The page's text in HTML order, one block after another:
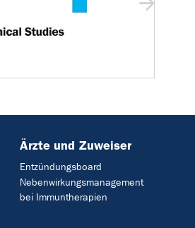
Ärzte und Zuweiser
Entzündungsboard
Nebenwirkungsmanagement
bei Immuntherapien